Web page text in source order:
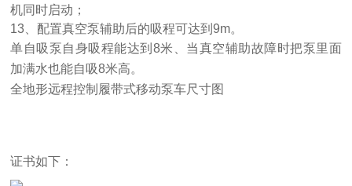
机同时启动；
13、 配置真空泵辅助后的吸程可达到9m。
单自吸泵自身吸程能达到 8米、当真空辅助故障时把泵里面
加满水也能自吸8米高。
全地形远程控制履带式移动泵车尺寸图
证书如下：